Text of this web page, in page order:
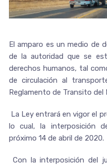
El amparo es un medio de
de la autoridad que se
derechos humanos, tal
de circulación al
Reglamento de Transito del
La Ley entrará en vigor el
lo cual, la interposición
próximo 14 de abril de 2020.
Con la interposición del